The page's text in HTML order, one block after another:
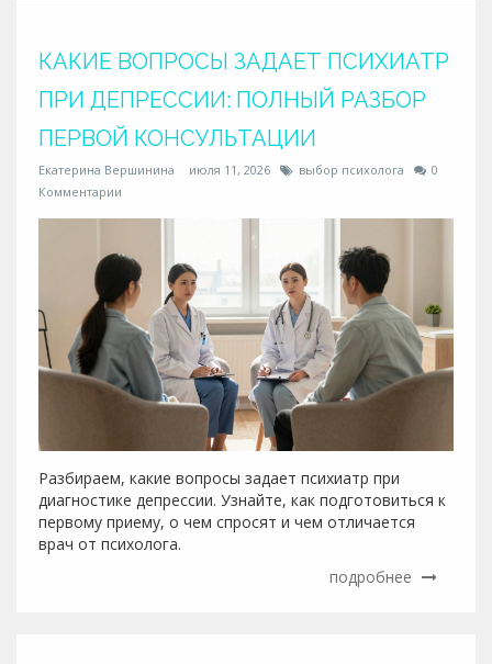
КАКИЕ ВОПРОСЫ ЗАДАЕТ ПСИХИАТР
ПРИ ДЕПРЕССИИ: ПОЛНЫЙ РАЗБОР
ПЕРВОЙ КОНСУЛЬТАЦИИ
Екатерина Вершинина июля 11, 2026 выбор психолога
0
Комментарии
Разбираем, какие вопросы задает психиатр при
диагностике депрессии. Узнайте, как подготовиться к
первому приему, о чем спросят и чем отличается
врач от психолога.
подробнее